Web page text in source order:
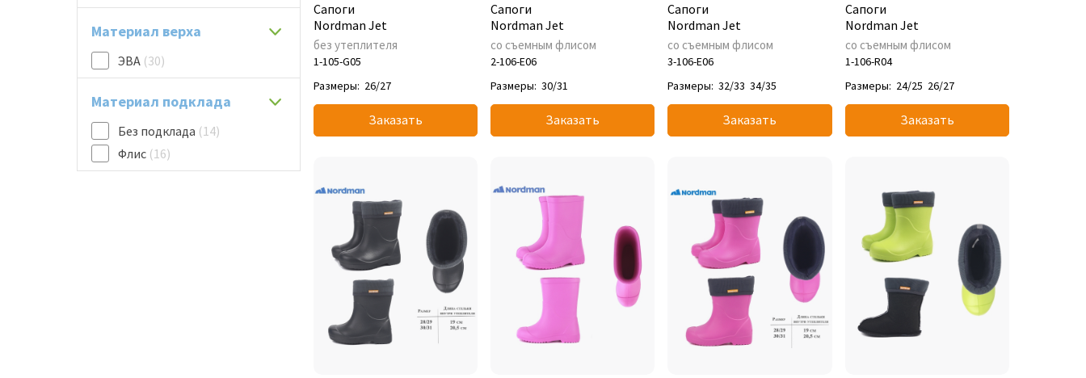
Материал верха
ЭВА (30)
Материал подклада
Без подклада (14)
Флис (16)
Сапоги
Nordman Jet
без утеплителя
1-105-G05
Размеры: 26/27
Заказать
Сапоги
Nordman Jet
со съемным флисом
2-106-E06
Размеры: 30/31
Заказать
Сапоги
Nordman Jet
со съемным флисом
3-106-E06
Размеры: 32/33 34/35
Заказать
Сапоги
Nordman Jet
со съемным флисом
1-106-R04
Размеры: 24/25 26/27
Заказать